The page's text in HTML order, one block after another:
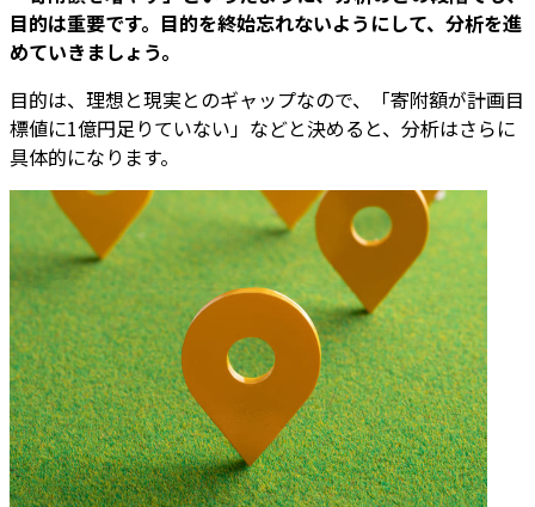
目的は重要です。目的を終始忘れないようにして、分析を進
めていきましょう。
目的は、理想と現実とのギャップなので、「寄附額が計画目
標値に1億円足りていない」などと決めると、分析はさらに
具体的になります。